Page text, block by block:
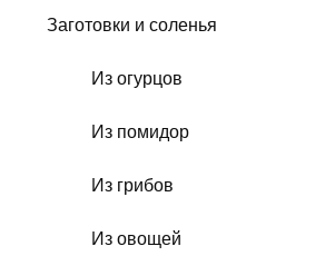
Заготовки и соленья
Из огурцов
Из помидор
Из грибов
Из овощей